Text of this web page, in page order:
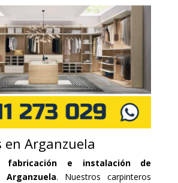
en Arganzuela
fabricación e instalación de
. Nuestros carpinteros